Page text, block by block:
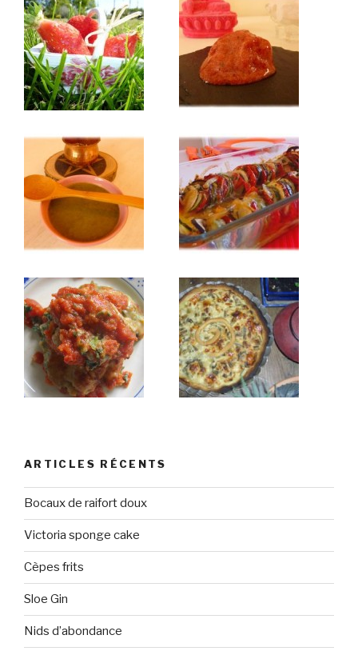
ARTICLES RÉCENTS
Bocaux de raifort doux
Victoria sponge cake
Cèpes frits
Sloe Gin
Nids d’abondance